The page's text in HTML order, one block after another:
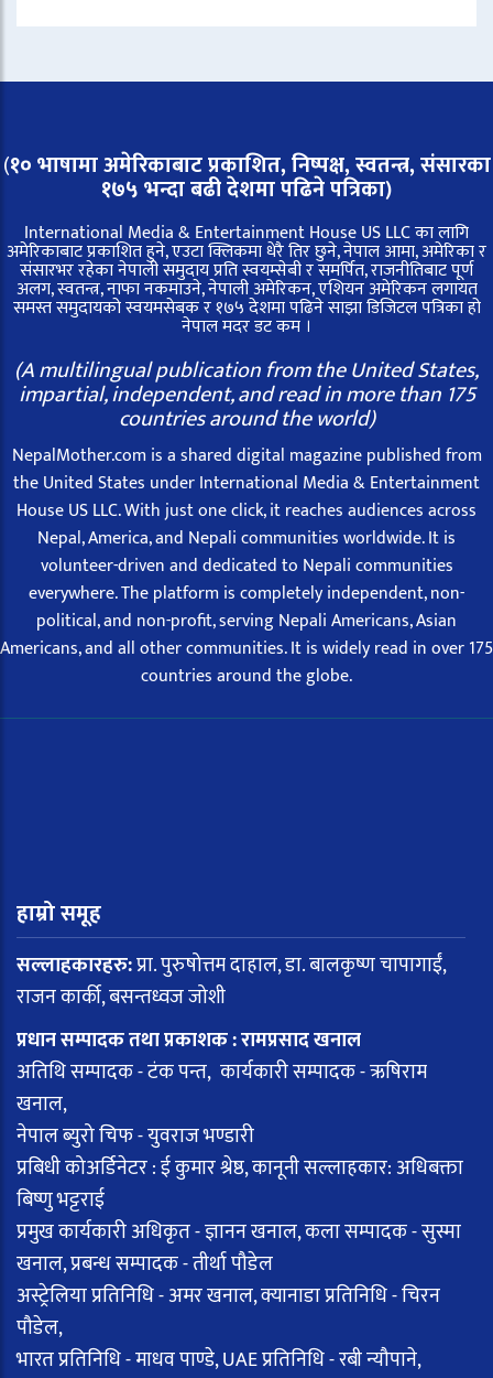
(१० भाषामा अमेरिकाबाट प्रकाशित, निष्पक्ष, स्वतन्त्र,संसारका
१७५ भन्दा बढी देशमा पढिने पत्रिका)
International Media & Entertainment House US LLC का लागि
अमेरिकाबाट प्रकाशित हुने, एउटा क्लिकमा धेरै तिर छुने, नेपाल आमा, अमेरिका र
संसारभर रहेका नेपाली समुदाय प्रति स्वयम्सेबी र समर्पित, राजनीतिबाट पूर्ण
अलग, स्वतन्त्र, नाफा नकमाउने, नेपाली अमेरिकन, एशियन अमेरिकन लगायत
समस्त समुदायको स्वयमसेबक र १७५ देशमा पढिने साझा डिजिटल पत्रिका हो
नेपाल मदर डट कम ।
(A multilingual publication from the United States,
impartial, independent, and read in more than 175
countries around the world)
NepalMother.com is a shared digital magazine published from
the United States under International Media & Entertainment
House US LLC. With just one click, it reaches audiences across
Nepal, America, and Nepali communities worldwide. It is
volunteer-driven and dedicated to Nepali communities
everywhere. The platform is completely independent, non-
political, and non-profit, serving Nepali Americans, Asian
Americans, and all other communities. It is widely read in over 175
countries around the globe.
हाम्रो समूह
सल्लाहकारहरु:प्रा. पुरुषोत्तम दाहाल, डा. बालकृष्ण चापागाईं,
राजन कार्की, बसन्तध्वज जोशी
प्रधान सम्पादक तथा प्रकाशक : रामप्रसाद खनाल
अतिथि सम्पादक - टंक पन्त, कार्यकारी सम्पादक - ऋषिराम
खनाल,
नेपाल ब्युरो चिफ - युवराज भण्डारी
प्रबिधी कोअर्डिनेटर : ई कुमार श्रेष्ठ, कानूनी सल्लाहकार: अधिबक्ता
बिष्णु भट्टराई
प्रमुख कार्यकारी अधिकृत - ज्ञानन खनाल, कला सम्पादक - सुस्मा
खनाल, प्रबन्ध सम्पादक - तीर्था पौडेल
अस्ट्रेलिया प्रतिनिधि - अमर खनाल, क्यानाडा प्रतिनिधि - चिरन
पौडेल,
भारत प्रतिनिधि - माधव पाण्डे, UAE प्रतिनिधि - रबी न्यौपाने,